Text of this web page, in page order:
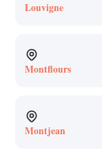
Louvigne
Montflours
Montjean